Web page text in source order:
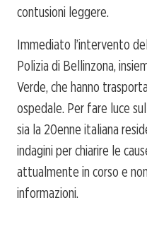
contusioni leggere.
Immediato l’intervento
Polizia di Bellinzona,
Verde, che hanno
ospedale. Per fare luce
sia la 20enne italiana
indagini per chiarire le
attualmente in corso e
informazioni.